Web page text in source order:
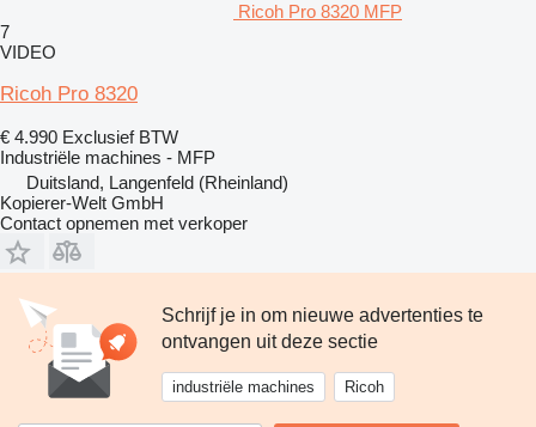
Ricoh Pro 8320 MFP
7
VIDEO
Ricoh Pro 8320
€ 4.990 Exclusief BTW
Industriële machines - MFP
Duitsland, Langenfeld (Rheinland)
Kopierer-Welt GmbH
Contact opnemen met verkoper
Schrijf je in om nieuwe advertenties te
ontvangen uit deze sectie
industriële machines Ricoh